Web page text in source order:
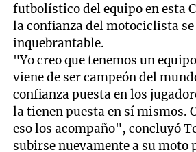
futbolístico del equipo en esta
la confianza del motociclista
inquebrantable.
"Yo creo que tenemos un
viene de ser campeón del
confianza puesta en los
la tienen puesta en sí mismos.
eso los acompaño", concluyó
subirse nuevamente a su moto